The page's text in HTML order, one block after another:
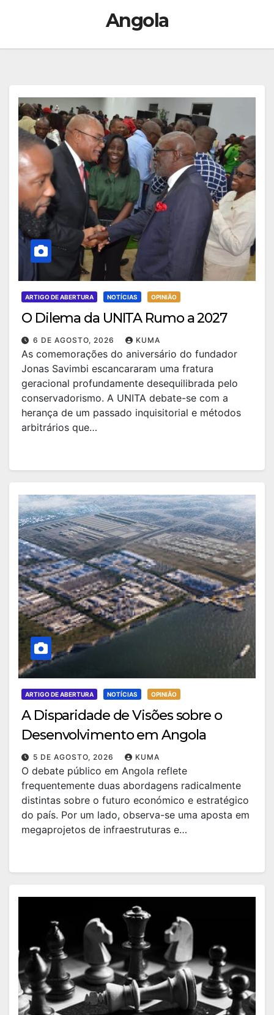
Angola
ARTIGO DE ABERTURA NOTÍCIAS OPINIÃO
O Dilema da UNITA Rumo a 2027
6 DE AGOSTO, 2026 KUMA
As comemorações do aniversário do fundador
Jonas Savimbi escancararam uma fratura
geracional profundamente desequilibrada pelo
conservadorismo. A UNITA debate-se com a
herança de um passado inquisitorial e métodos
arbitrários que…
ARTIGO DE ABERTURA NOTÍCIAS OPINIÃO
A Disparidade de Visões sobre o
Desenvolvimento em Angola
5 DE AGOSTO, 2026 KUMA
O debate público em Angola reflete
frequentemente duas abordagens radicalmente
distintas sobre o futuro económico e estratégico
do país. Por um lado, observa-se uma aposta em
megaprojetos de infraestruturas e…